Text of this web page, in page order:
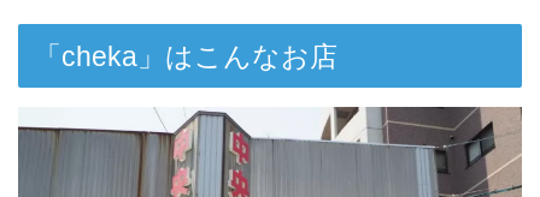
「cheka」はこんなお店